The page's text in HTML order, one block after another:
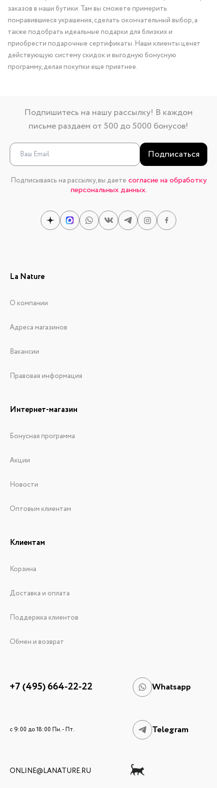
заказов в наши бутики. Там вы сможете примерить
понравившиеся украшения, сделать окончательный выбор, а
также подобрать идеальные подарки для близких и
приобрести подарочные сертификаты. Наши клиенты ценят
действующую систему скидок и выгодную бонусную
программу, делая покупки еще приятнее.
Подпишитесь на нашу рассылку! В каждом
письме раздаем от 500 до 5000 бонусов!
Подписаться
Подписываясь на рассылку, вы даете согласие на обработку
персональных данных.
La Nature
О компании
Адреса магазинов
Вакансии
Правовая информация
Интернет-магазин
Бонусная программа
Акции
Новости
Оптовым клиентам
Клиентам
Корзина
Доставка и оплата
Поддержка клиентов
Обмен и возврат
+7 (495) 664-22-22 Whatsapp
c 9:00 до 18:00 Пн. - Пт. Telegram
ONLINE@LANATURE.RU